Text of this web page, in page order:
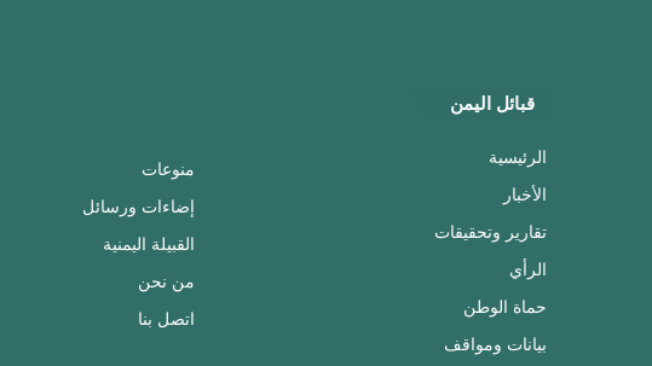
قبائل اليمن
الرئيسية
الأخبار
تقارير وتحقيقات
الرأي
حماة الوطن
بيانات ومواقف
منوعات
إضاءات ورسائل
القبيلة اليمنية
من نحن
اتصل بنا